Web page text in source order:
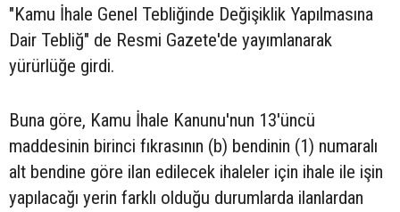
"Kamu İhale Genel Tebliğinde Değişiklik Yapılmasına
Dair Tebliğ" de Resmi Gazete'de yayımlanarak
yürürlüğe girdi.
Buna göre, Kamu İhale Kanunu'nun 13'üncü
maddesinin birinci fıkrasının (b) bendinin (1) numaralı
alt bendine göre ilan edilecek ihaleler için ihale ile işin
yapılacağı yerin farklı olduğu durumlarda ilanlardan